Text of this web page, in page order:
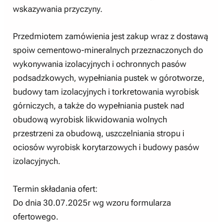
wskazywania przyczyny.
Przedmiotem zamówienia jest zakup wraz z dostawą
spoiw cementowo-mineralnych przeznaczonych do
wykonywania izolacyjnych i ochronnych pasów
podsadzkowych, wypełniania pustek w górotworze,
budowy tam izolacyjnych i torkretowania wyrobisk
górniczych, a także do wypełniania pustek nad
obudową wyrobisk likwidowania wolnych
przestrzeni za obudową, uszczelniania stropu i
ociosów wyrobisk korytarzowych i budowy pasów
izolacyjnych.
Termin składania ofert:
Do dnia 30.07.2025r wg wzoru formularza
ofertowego.